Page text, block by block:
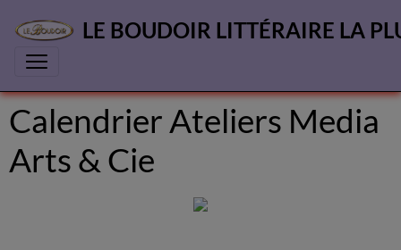
LE BOUDOIR LITTÉRAIRE LA
Calendrier Ateliers Media
Arts & Cie